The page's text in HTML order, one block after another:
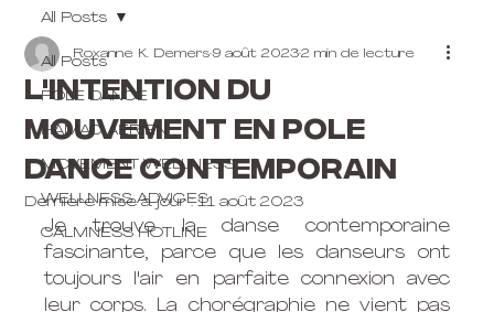
All Posts
POLE DANCE
HAMAC AÉRIEN
MOVEMENT WELLNESS
WELLNESS ADVICES
CALMNESS HOTLINE
All Posts
L'intention du
mouvement en pole
dance contemporain
Roxanne K. Demers9 août 20232 min de lecture
Dernière mise à jour :11 août 2023
Je trouve la danse contemporaine
fascinante, parce que les danseurs ont
toujours l'air en parfaite connexion avec
leur corps. La chorégraphie ne vient pas